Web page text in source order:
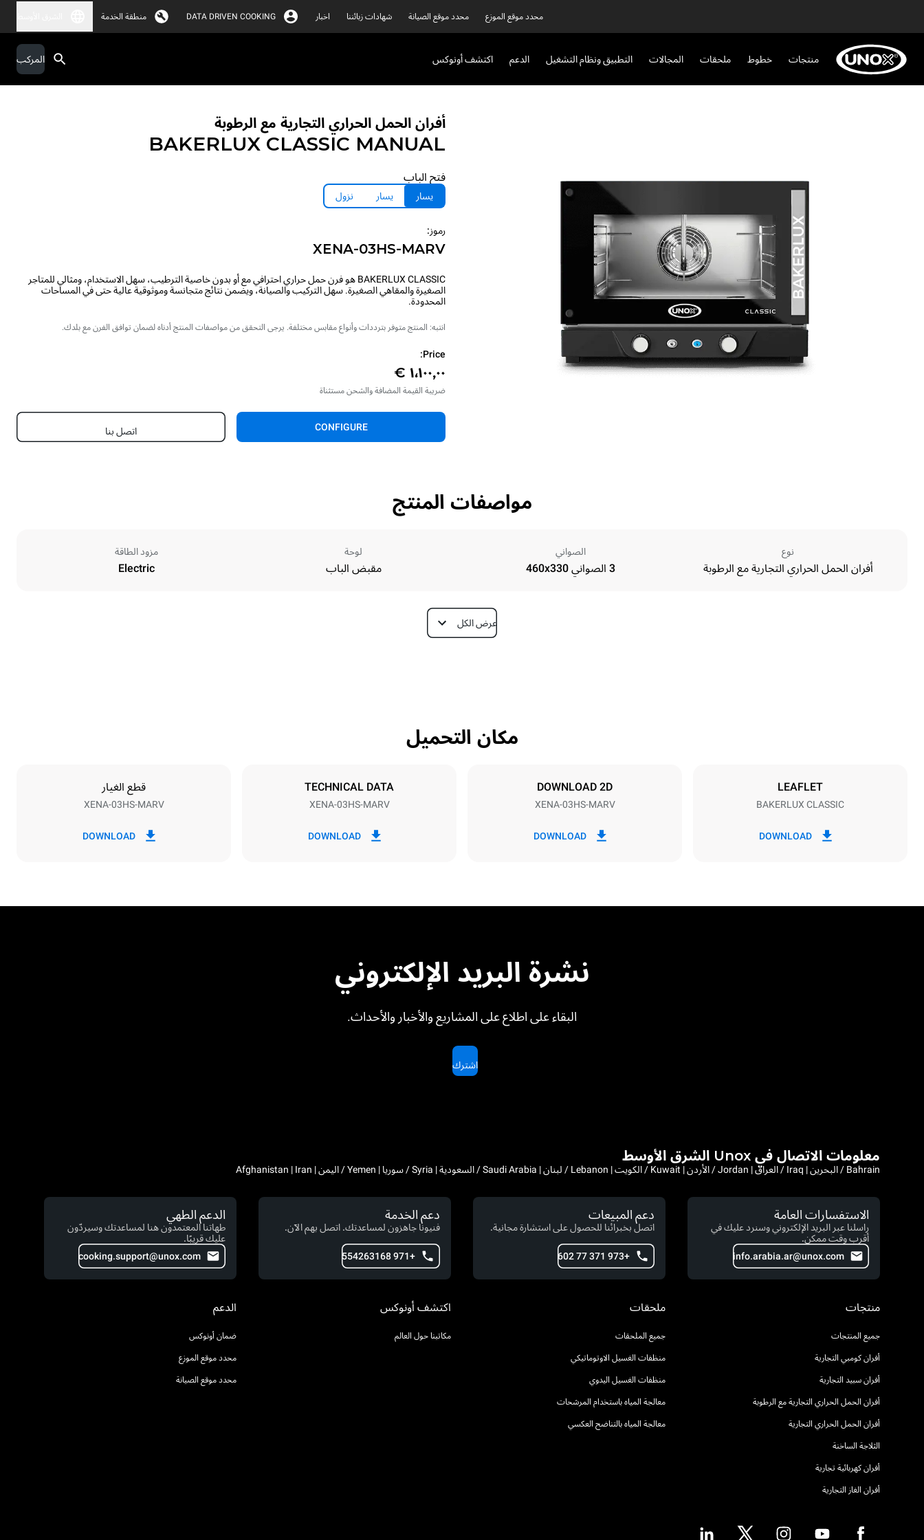
محدد موقع الموزع محدد موقع الصيانة شهادات زبائننا اخبار DATA DRIVEN COOKING منطقة الخدمة
منتجات خطوط ملحقات المجالات التطبيق ونظام التشغيل الدعم اكتشف أونوكس المركب
أفران الحمل الحراري التجارية مع الرطوبة
BAKERLUX CLASSIC MANUAL
فتح الباب
يسار يسار نزول
رموز:
XENA-03HS-MARV
BAKERLUX CLASSIC هو فرن حمل حراري احترافي مع أو بدون خاصية الترطيب، سهل الاستخدام، ومثالي للمتاجر
الصغيرة والمقاهي الصغيرة. سهل التركيب والصيانة، ويضمن نتائج متجانسة وموثوقية عالية حتى في المساحات
المحدودة.
انتبه: المنتج متوفر بترددات وأنواع مقابس مختلفة. يرجى التحقق من مواصفات المنتج أدناه لضمان توافق الفرن مع بلدك.
Price:
ضريبة القيمة المضافة والشحن مستثناة
CONFIGURE اتصل بنا
مواصفات المنتج
نوع
أفران الحمل الحراري التجارية مع الرطوبة
الصواني
3 الصواني 460x330
لوحة
مقبض الباب
مزود الطاقة
Electric
Depth
Tray size
عرض الكل
مكان التحميل
LEAFLET
BAKERLUX CLASSIC
DOWNLOAD
DOWNLOAD 2D
XENA-03HS-MARV
DOWNLOAD
TECHNICAL DATA
XENA-03HS-MARV
DOWNLOAD
قطع الغيار
XENA-03HS-MARV
DOWNLOAD
نشرة البريد الإلكتروني
البقاء على اطلاع على المشاريع والأخبار والأحداث.
اشترك
معلومات الاتصال في Unox الشرق الأوسط
Bahrain / البحرين | Iraq / العراق | Jordan / الأردن | Kuwait / الكويت | Lebanon / لبنان | Saudi Arabia / السعودية | Syria / سوريا | Yemen / اليمن | Afghanistan | Iran
الاستفسارات العامة
راسلنا عبر البريد الإلكتروني وسنرد عليك في
أقرب وقت ممكن.
info.arabia.ar@unox.com
دعم المبيعات
اتصل بخبرائنا للحصول على استشارة مجانية.
+973 371 77 602
دعم الخدمة
فنيونا جاهزون لمساعدتك. اتصل بهم الآن.
+971 554263168
الدعم الطهي
طهاتنا المعتمدون هنا لمساعدتك وسيردّون
عليك قريبًا.
cooking.support@unox.com
منتجات
جميع المنتجات
أفران كومبي التجارية
أفران سبيد التجارية
أفران الحمل الحراري التجارية مع الرطوبة
أفران الحمل الحراري التجارية
الثلاجة الساخنة
أفران كهربائية تجارية
أفران الغاز التجارية
ملحقات
جميع الملحقات
منظفات الغسيل الاوتوماتيكي
منظفات الغسيل اليدوي
معالجة المياه باستخدام المرشحات
معالجة المياه بالتناضح العكسي
اكتشف أونوكس
مكاتبنا حول العالم
الدعم
ضمان أونوكس
محدد موقع الموزع
محدد موقع الصيانة